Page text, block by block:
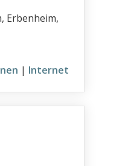
Erbenheim,
| Internet